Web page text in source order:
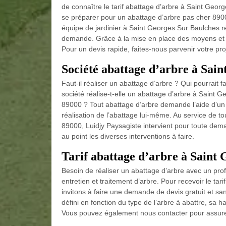
de connaître le tarif abattage d’arbre à Saint
se préparer pour un abattage d’arbre pas cher
équipe de jardinier à Saint Georges Sur Baulches
demande. Grâce à la mise en place des moyens
Pour un devis rapide, faites-nous parvenir votre
Société abattage d’arbre à
Faut-il réaliser un abattage d’arbre ? Qui pourrait
société réalise-t-elle un abattage d’arbre à Saint
89000 ? Tout abattage d’arbre demande l’aide
réalisation de l’abattage lui-même. Au service de
89000, Luidjy Paysagiste intervient pour toute
au point les diverses interventions à faire.
Tarif abattage d’arbre à Saint
Besoin de réaliser un abattage d’arbre avec un
entretien et traitement d’arbre. Pour recevoir le
invitons à faire une demande de devis gratuit et
défini en fonction du type de l’arbre à abattre, sa
Vous pouvez également nous contacter pour